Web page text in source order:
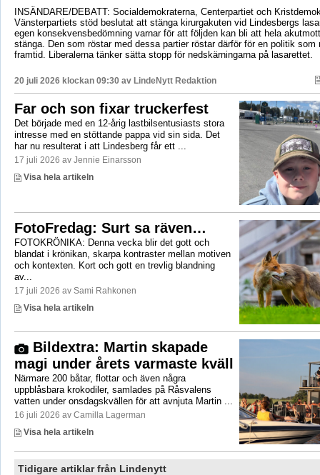
INSÄNDARE/DEBATT: Socialdemokraterna, Centerpartiet och
Vänsterpartiets stöd beslutat att stänga kirurgakuten vid Lindesbergs
egen konsekvensbedömning varnar för att följden kan bli att hela
stänga. Den som röstar med dessa partier röstar därför för en politik som
framtid. Liberalerna tänker sätta stopp för nedskärningarna på lasarettet.
20 juli 2026 klockan 09:30 av LindeNytt Redaktion
Far och son fixar truckerfest
Det började med en 12-årig lastbilsentusiasts stora
intresse med en stöttande pappa vid sin sida. Det
har nu resulterat i att Lindesberg får ett ...
17 juli 2026 av Jennie Einarsson
Visa hela artikeln
FotoFredag: Surt sa räven…
FOTOKRÖNIKA: Denna vecka blir det gott och
blandat i krönikan, skarpa kontraster mellan motiven
och kontexten. Kort och gott en trevlig blandning
av...
17 juli 2026 av Sami Rahkonen
Visa hela artikeln
Bildextra: Martin skapade
magi under årets varmaste kväll
Närmare 200 båtar, flottar och även några
uppblåsbara krokodiler, samlades på Råsvalens
vatten under onsdagskvällen för att avnjuta Martin ...
16 juli 2026 av Camilla Lagerman
Visa hela artikeln
Tidigare artiklar från Lindenytt